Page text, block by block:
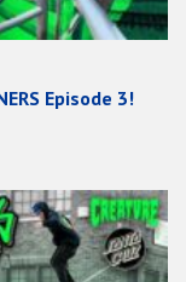
Episode 3!